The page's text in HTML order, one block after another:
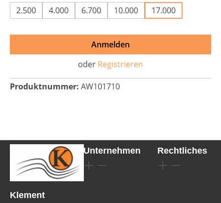
2.500
4.000 6.700 10.000 17.000
Anmelden
oder Registrieren
Produktnummer: AW101710
Klement
Unternehmen Rechtliches